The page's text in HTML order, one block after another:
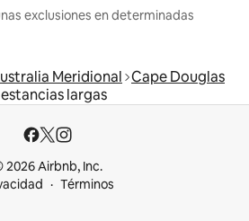
exclusiones en determinadas
Meridional Cape Douglas
largas
2026 Airbnb, Inc.
Términos